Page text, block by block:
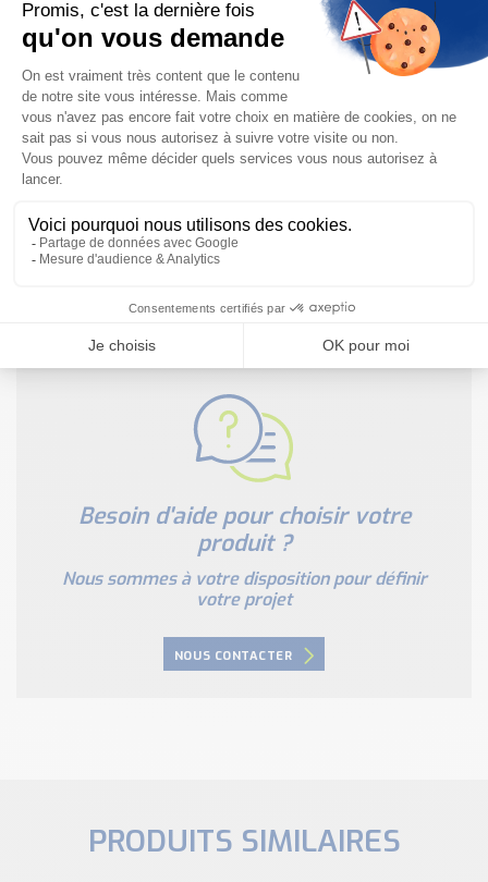
par mail àinfo@tecnoland.fr
ou par téléphone au 08-
20-82-51-69.
Votre Devis sous 24h à info@tecnoland.fr
NOUS CONTACTER
Besoin d'aide pour choisir votre
produit ?
Nous sommes à votre disposition pour définir
votre projet
NOUS CONTACTER
PRODUITS SIMILAIRES